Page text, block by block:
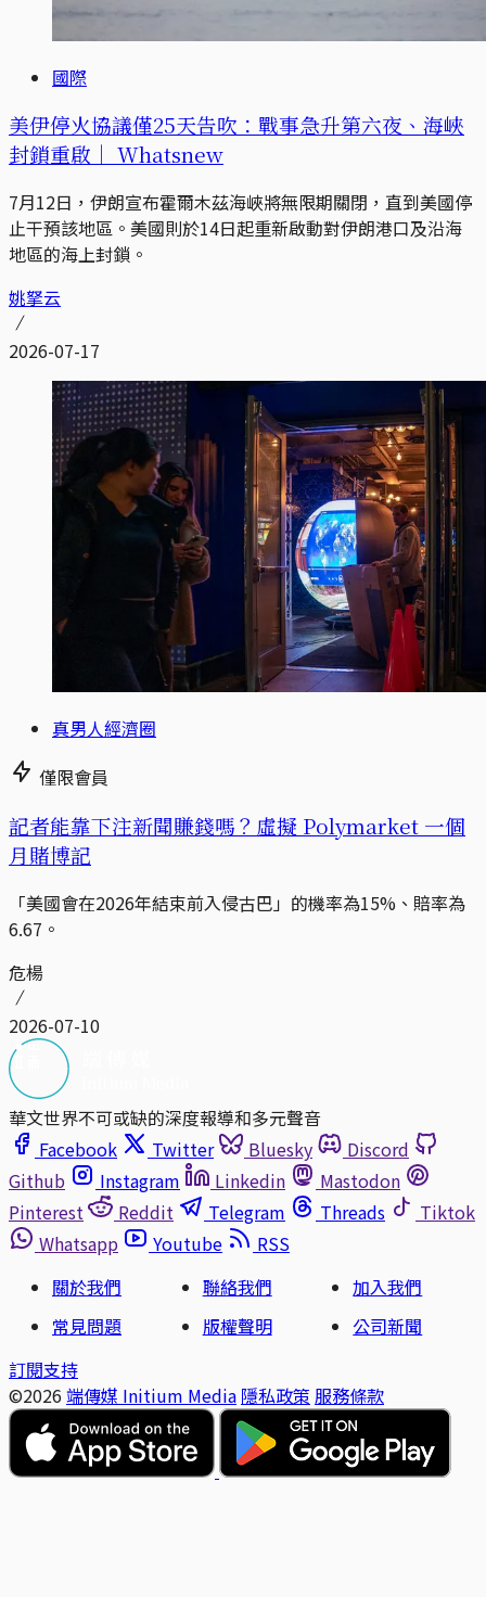
國際
美伊停火協議僅25天告吹：戰事急升第六夜、海峽
封鎖重啟｜ Whatsnew
7月12日，伊朗宣布霍爾木茲海峽將無限期關閉，直到美國停
止干預該地區。美國則於14日起重新啟動對伊朗港口及沿海
地區的海上封鎖。
姚拏云
2026-07-17
真男人經濟圈
僅限會員
記者能靠下注新聞賺錢嗎？虛擬 Polymarket 一個
月賭博記
「美國會在2026年結束前入侵古巴」的機率為15%、賠率為
6.67。
危楊
2026-07-10
華文世界不可或缺的深度報導和多元聲音
Facebook
Twitter Bluesky
Discord
Github
Instagram Linkedin
Mastodon
Pinterest
Reddit Telegram Threads
Tiktok
Whatsapp
Youtube
RSS
關於我們
聯絡我們
加入我們
常見問題
版權聲明
公司新聞
訂閱支持
©2026 端傳媒 Initium Media 隱私政策 服務條款